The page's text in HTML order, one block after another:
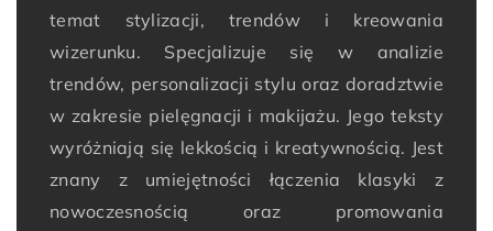
temat stylizacji, trendów i kreowania
wizerunku. Specjalizuje się w analizie
trendów, personalizacji stylu oraz doradztwie
w zakresie pielęgnacji i makijażu. Jego teksty
wyróżniają się lekkością i kreatywnością. Jest
znany z umiejętności łączenia klasyki z
nowoczesnością oraz promowania